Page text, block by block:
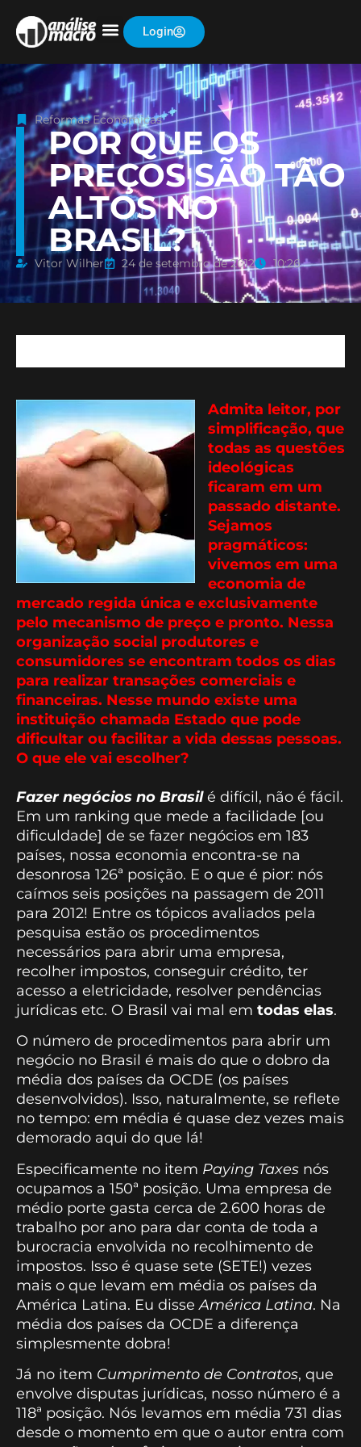
Login
Reformas Econômicas
POR QUE OS
PREÇOS SÃO TÃO
ALTOS NO
BRASIL?
Vitor Wilher 24 de setembro de 2012 10:26
Admita leitor, por
simplificação, que
todas as questões
ideológicas
ficaram em um
passado distante.
Sejamos
pragmáticos:
vivemos em uma
economia de
mercado regida única e exclusivamente
pelo mecanismo de preço e pronto. Nessa
organização social produtores e
consumidores se encontram todos os dias
para realizar transações comerciais e
financeiras. Nesse mundo existe uma
instituição chamada Estado que pode
dificultar ou facilitar a vida dessas pessoas.
O que ele vai escolher?
Fazer negócios no Brasil é difícil, não é fácil.
Em um ranking que mede a facilidade [ou
dificuldade] de se fazer negócios em 183
países, nossa economia encontra-se na
desonrosa 126ª posição. E o que é pior: nós
caímos seis posições na passagem de 2011
para 2012! Entre os tópicos avaliados pela
pesquisa estão os procedimentos
necessários para abrir uma empresa,
recolher impostos, conseguir crédito, ter
acesso a eletricidade, resolver pendências
jurídicas etc. O Brasil vai mal em todas elas.
O número de procedimentos para abrir um
negócio no Brasil é mais do que o dobro da
média dos países da OCDE (os países
desenvolvidos). Isso, naturalmente, se reflete
no tempo: em média é quase dez vezes mais
demorado aqui do que lá!
Especificamente no item Paying Taxes nós
ocupamos a 150ª posição. Uma empresa de
médio porte gasta cerca de 2.600 horas de
trabalho por ano para dar conta de toda a
burocracia envolvida no recolhimento de
impostos. Isso é quase sete (SETE!) vezes
mais o que levam em média os países da
América Latina. Eu disseAmérica Latina. Na
média dos países da OCDE a diferença
simplesmente dobra!
Já no item Cumprimento de Contratos, que
envolve disputas jurídicas, nosso número é a
118ª posição. Nós levamos em média 731 dias
desde o momento em que o autor entra com